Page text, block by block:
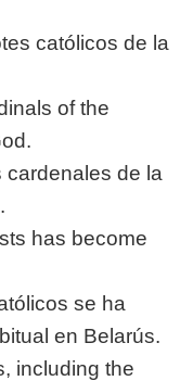
católicos de la
of the
cardenales de la
has become
se ha
en Belarús.
including the